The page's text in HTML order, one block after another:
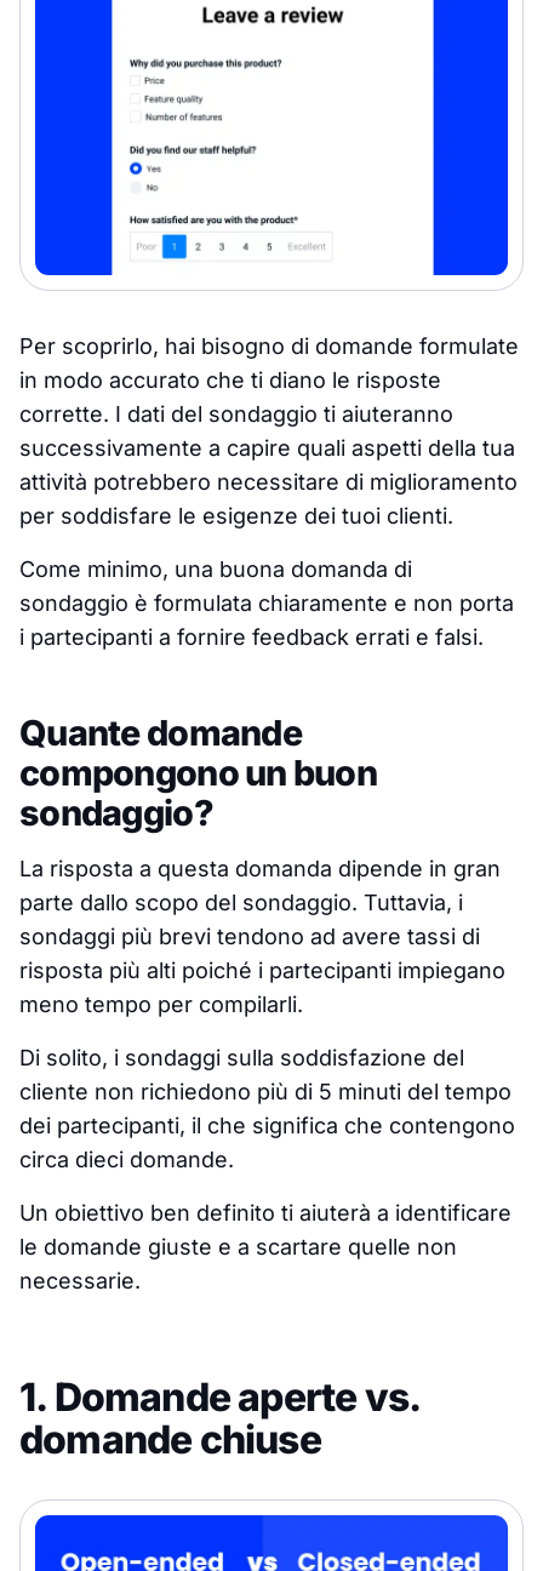
Per scoprirlo, hai bisogno di domande formulate
in modo accurato che ti diano le risposte
corrette. I dati del sondaggio ti aiuteranno
successivamente a capire quali aspetti della tua
attività potrebbero necessitare di miglioramento
per soddisfare le esigenze dei tuoi clienti.
Come minimo, una buona domanda di
sondaggio è formulata chiaramente e non porta
i partecipanti a fornire feedback errati e falsi.
Quante domande
compongono un buon
sondaggio?
La risposta a questa domanda dipende in gran
parte dallo scopo del sondaggio. Tuttavia, i
sondaggi più brevi tendono ad avere tassi di
risposta più alti poiché i partecipanti impiegano
meno tempo per compilarli.
Di solito, i sondaggi sulla soddisfazione del
cliente non richiedono più di 5 minuti del tempo
dei partecipanti, il che significa che contengono
circa dieci domande.
Un obiettivo ben definito ti aiuterà a identificare
le domande giuste e a scartare quelle non
necessarie.
1. Domande aperte vs.
domande chiuse